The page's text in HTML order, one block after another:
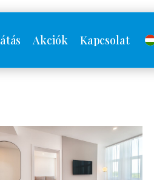
Akciók Kapcsolat